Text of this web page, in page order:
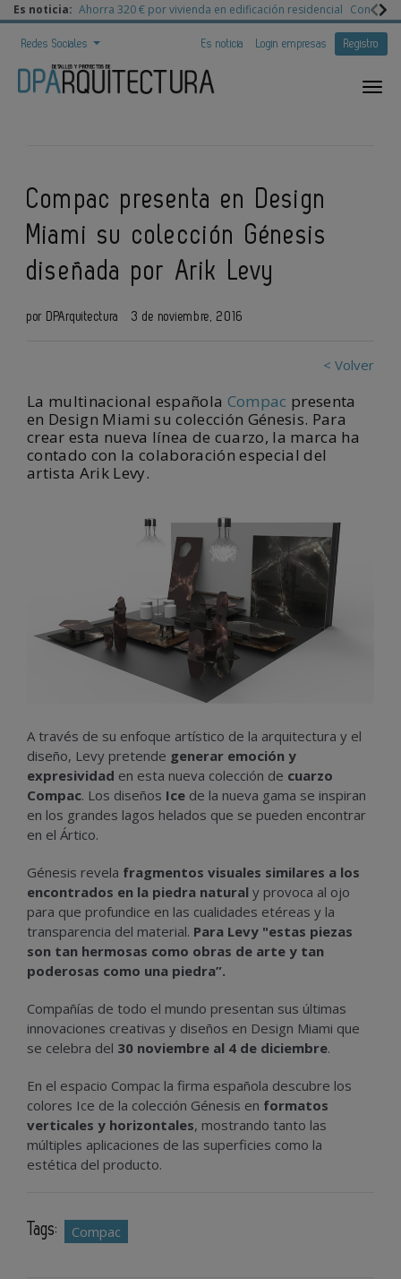
Es noticia: Ahorra 320 € por vivienda en edificación residencial
Redes Sociales Es noticia Login empresas Registro
Compac presenta en Design
Miami su colección Génesis
diseñada por Arik Levy
por DPArquitectura 3 de noviembre, 2016
< Volver
La multinacional española Compac presenta
en Design Miami su colección Génesis. Para
crear esta nueva línea de cuarzo, la marca ha
contado con la colaboración especial del
artista Arik Levy.
A través de su enfoque artístico de la arquitectura y el
diseño, Levy pretende generar emoción y
expresividad en esta nueva colección de cuarzo
Compac. Los diseños Ice de la nueva gama se inspiran
en los grandes lagos helados que se pueden encontrar
en el Ártico.
Génesis revela fragmentos visuales similares a los
encontrados en la piedra natural y provoca al ojo
para que profundice en las cualidades etéreas y la
transparencia del material. Para Levy "estas piezas
son tan hermosas como obras de arte y tan
poderosas como una piedra”.
Compañías de todo el mundo presentan sus últimas
innovaciones creativas y diseños en Design Miami que
se celebra del 30 noviembre al 4 de diciembre.
En el espacio Compac la firma española descubre los
colores Ice de la colección Génesis en formatos
verticales y horizontales, mostrando tanto las
múltiples aplicaciones de las superficies como la
estética del producto.
Tags: Compac